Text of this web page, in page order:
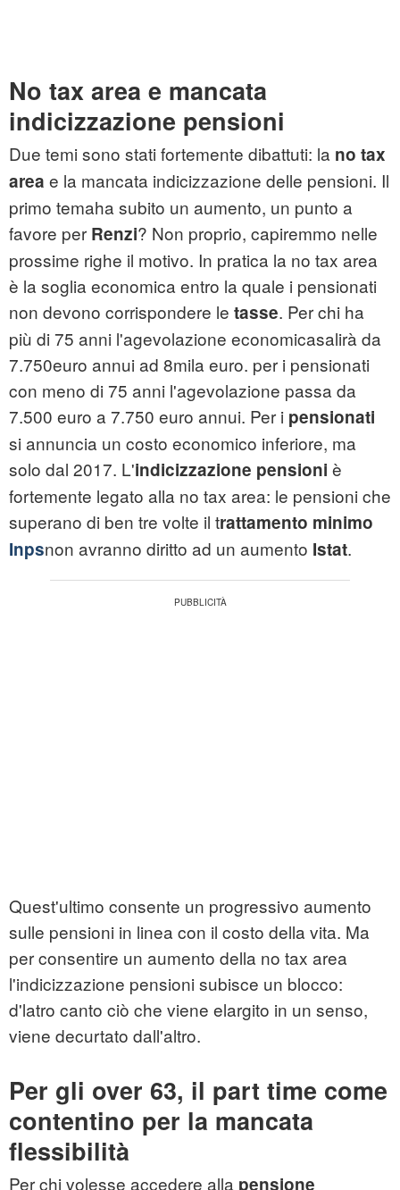
No tax area e mancata
indicizzazione pensioni
Due temi sono stati fortemente dibattuti: la no tax
area e la mancata indicizzazione delle pensioni. Il
primo temaha subito un aumento, un punto a
favore per Renzi? Non proprio, capiremmo nelle
prossime righe il motivo. In pratica la no tax area
è la soglia economica entro la quale i pensionati
non devono corrispondere le tasse. Per chi ha
più di 75 anni l'agevolazione economicasalirà da
7.750euro annui ad 8mila euro. per i pensionati
con meno di 75 anni l'agevolazione passa da
7.500 euro a 7.750 euro annui. Per i pensionati
si annuncia un costo economico inferiore, ma
solo dal 2017. L'indicizzazione pensioni è
fortemente legato alla no tax area: le pensioni che
superano di ben tre volte il trattamento minimo
Inpsnon avranno diritto ad un aumento Istat.
Quest'ultimo consente un progressivo aumento
sulle pensioni in linea con il costo della vita. Ma
per consentire un aumento della no tax area
l'indicizzazione pensioni subisce un blocco:
d'latro canto ciò che viene elargito in un senso,
viene decurtato dall'altro.
Per gli over 63, il part time come
contentino per la mancata
flessibilità
Per chi volesse accedere alla pensione